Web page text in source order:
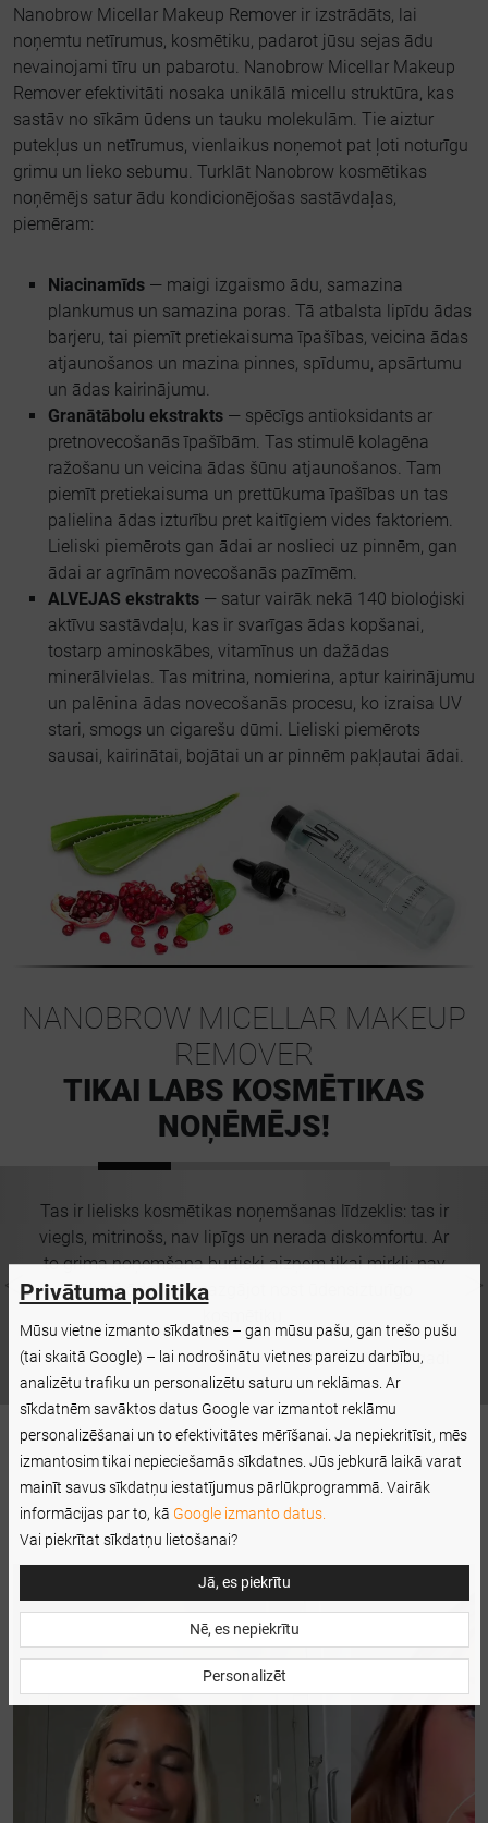
Nanobrow Micellar Makeup Remover ir izstrādāts, lai
noņemtu netīrumus, kosmētiku, padarot jūsu sejas ādu
nevainojami tīru un pabarotu. Nanobrow Micellar Makeup
Remover efektivitāti nosaka unikālā micellu struktūra, kas
sastāv no sīkām ūdens un tauku molekulām. Tie aiztur
putekļus un netīrumus, vienlaikus noņemot pat ļoti noturīgu
grimu un lieko sebumu. Turklāt Nanobrow kosmētikas
noņēmējs satur ādu kondicionējošas sastāvdaļas,
piemēram:
Niacinamīds — maigi izgaismo ādu, samazina
plankumus un samazina poras. Tā atbalsta lipīdu ādas
barjeru, tai piemīt pretiekaisuma īpašības, veicina ādas
atjaunošanos un mazina pinnes, spīdumu, apsārtumu
un ādas kairinājumu.
Granātābolu ekstrakts — spēcīgs antioksidants ar
pretnovecošanās īpašībām. Tas stimulē kolagēna
ražošanu un veicina ādas šūnu atjaunošanos. Tam
piemīt pretiekaisuma un prettūkuma īpašības un tas
palielina ādas izturību pret kaitīgiem vides faktoriem.
Lieliski piemērots gan ādai ar noslieci uz pinnēm, gan
ādai ar agrīnām novecošanās pazīmēm.
ALVEJAS ekstrakts — satur vairāk nekā 140 bioloģiski
aktīvu sastāvdaļu, kas ir svarīgas ādas kopšanai,
tostarp aminoskābes, vitamīnus un dažādas
minerālvielas. Tas mitrina, nomierina, aptur kairinājumu
un palēnina ādas novecošanās procesu, ko izraisa UV
stari, smogs un cigarešu dūmi. Lieliski piemērots
sausai, kairinātai, bojātai un ar pinnēm pakļautai ādai.
NANOBROW MICELLAR MAKEUP
REMOVER
TIKAI LABS KOSMĒTIKAS
NOŅĒMĒJS!
Tas ir lielisks kosmētikas noņemšanas līdzeklis: tas ir
viegls, mitrinošs, nav lipīgs un nerada diskomfortu. Ar
to grima noņemšana burtiski aizņem tikai mirkli: nav
jāberž āda, pat mazgājot nost ūdensizturīgo
Līva, 28 gadi
Privātuma politika
Mūsu vietne izmanto sīkdatnes – gan mūsu pašu, gan trešo pušu
(tai skaitā Google) – lai nodrošinātu vietnes pareizu darbību,
analizētu trafiku un personalizētu saturu un reklāmas. Ar
sīkdatnēm savāktos datus Google var izmantot reklāmu
personalizēšanai un to efektivitātes mērīšanai. Ja nepiekritīsit, mēs
izmantosim tikai nepieciešamās sīkdatnes. Jūs jebkurā laikā varat
mainīt savus sīkdatņu iestatījumus pārlūkprogrammā. Vairāk
informācijas par to, kā Google izmanto datus.
Vai piekrītat sīkdatņu lietošanai?
Jā, es piekrītu
Nē, es nepiekrītu
Personalizēt